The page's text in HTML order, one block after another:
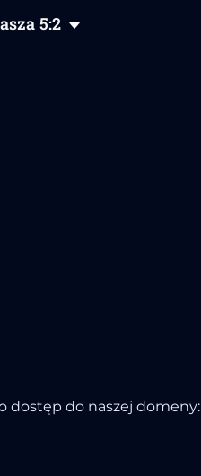
5:2
dostęp do naszej domeny: